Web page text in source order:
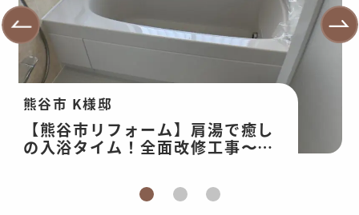
熊谷市 K様邸
【熊谷市リフォーム】肩湯で癒し
の入浴タイム！全面改修工事〜ユ